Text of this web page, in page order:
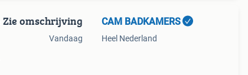
Zie omschrijving
Vandaag
CAM BADKAMERS
Heel Nederland